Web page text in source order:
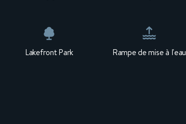
Lakefront Park Rampe de mise à l'eau